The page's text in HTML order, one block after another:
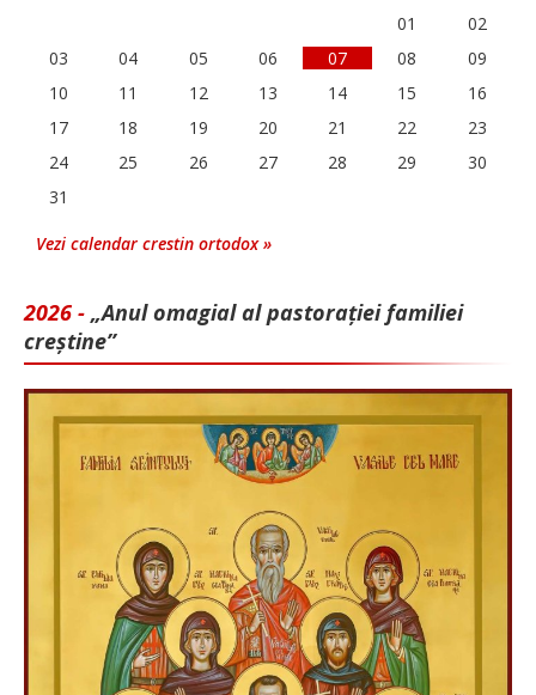
01
02
03
04 05 06 07 08
09
10
11 12 13 14 15
16
17
18 19 20 21 22
23
24
25 26 27 28 29
30
31
Vezi calendar crestin ortodox »
2026 - „Anul omagial al pastorației familiei
creștine”